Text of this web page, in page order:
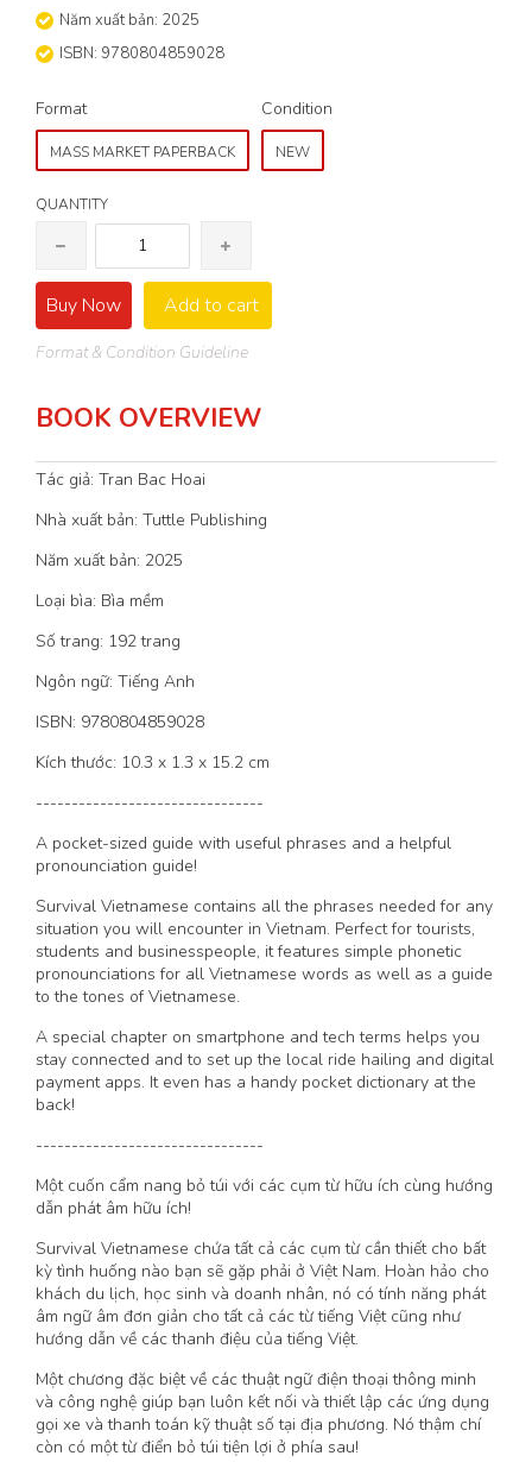
Năm xuất bản: 2025
ISBN: 9780804859028
Format
MASS MARKET PAPERBACK
Condition
NEW
QUANTITY
Buy Now Add to cart
Format & Condition Guideline
BOOK OVERVIEW
Tác giả: Tran Bac Hoai
Nhà xuất bản: Tuttle Publishing
Năm xuất bản: 2025
Loại bìa: Bìa mềm
Số trang: 192 trang
Ngôn ngữ: Tiếng Anh
ISBN: 9780804859028
Kích thước: 10.3 x 1.3 x 15.2 cm
--------------------------------
A pocket-sized guide with useful phrases and a helpful
pronounciation guide!
Survival Vietnamese contains all the phrases needed for any
situation you will encounter in Vietnam. Perfect for tourists,
students and businesspeople, it features simple phonetic
pronounciations for all Vietnamese words as well as a guide
to the tones of Vietnamese.
A special chapter on smartphone and tech terms helps you
stay connected and to set up the local ride hailing and digital
payment apps. It even has a handy pocket dictionary at the
back!
--------------------------------
Một cuốn cẩm nang bỏ túi với các cụm từ hữu ích cùng hướng
dẫn phát âm hữu ích!
Survival Vietnamese chứa tất cả các cụm từ cần thiết cho bất
kỳ tình huống nào bạn sẽ gặp phải ở Việt Nam. Hoàn hảo cho
khách du lịch, học sinh và doanh nhân, nó có tính năng phát
âm ngữ âm đơn giản cho tất cả các từ tiếng Việt cũng như
hướng dẫn về các thanh điệu của tiếng Việt.
Một chương đặc biệt về các thuật ngữ điện thoại thông minh
và công nghệ giúp bạn luôn kết nối và thiết lập các ứng dụng
gọi xe và thanh toán kỹ thuật số tại địa phương. Nó thậm chí
còn có một từ điển bỏ túi tiện lợi ở phía sau!